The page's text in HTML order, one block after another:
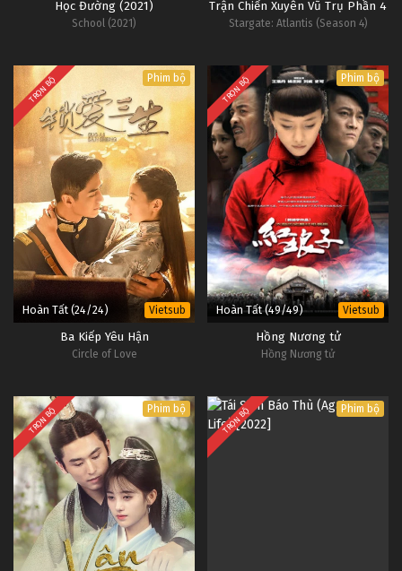
Học Đường (2021)
School (2021)
Trận Chiến Xuyên Vũ Trụ Phần 4
Stargate: Atlantis (Season 4)
TRỌN BỘ Phim bộ
Hoàn Tất (24/24) Vietsub
Ba Kiếp Yêu Hận
Circle of Love
TRỌN BỘ Phim bộ
Hoàn Tất (49/49) Vietsub
Hồng Nương tử
Hồng Nương tử
TRỌN BỘ Phim bộ TRỌN BỘ Phim bộ